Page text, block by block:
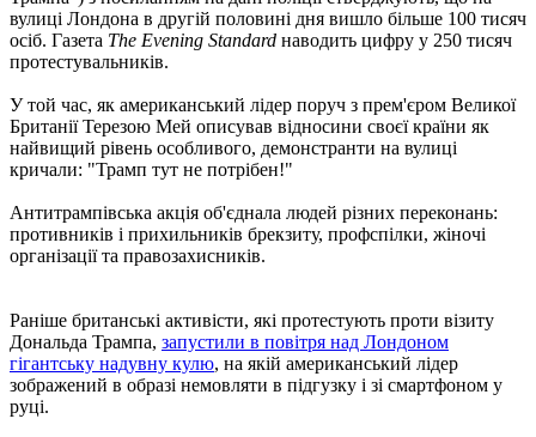
вулиці Лондона в другій половині дня вишло більше 100 тисяч
осіб. Газета The Evening Standard наводить цифру у 250 тисяч
протестувальників.
У той час, як американський лідер поруч з прем'єром Великої
Британії Терезою Мей описував відносини своєї країни як
найвищий рівень особливого, демонстранти на вулиці
кричали: "Трамп тут не потрібен!"
Антитрампівська акція об'єднала людей різних переконань:
противників і прихильників брекзиту, профспілки, жіночі
організації та правозахисників.
Раніше британські активісти, які протестують проти візиту
Дональда Трампа, запустили в повітря над Лондоном
гігантську надувну кулю, на якій американський лідер
зображений в образі немовляти в підгузку і зі смартфоном у
руці.